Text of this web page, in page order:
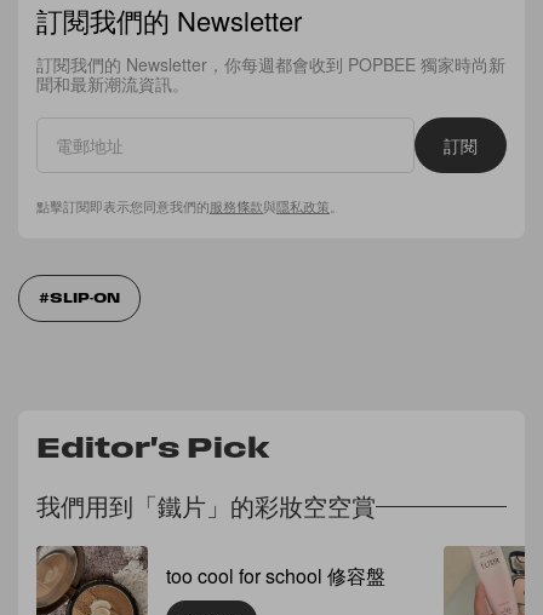
訂閱我們的 Newsletter
訂閱我們的 Newsletter，你每週都會收到 POPBEE 獨家時尚新
聞和最新潮流資訊。
訂閱
點擊訂閱即表示您同意我們的服務條款與隱私政策
SLIP-ON
Editor's Pick
我們用到「鐵片」的彩妝空空賞
too cool for school 修容盤